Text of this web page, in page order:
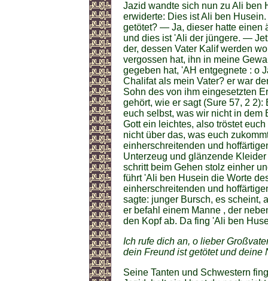
Jazid wandte sich nun zu Ali ben
erwiderte: Dies ist Ali ben
getötet? — Ja, dieser hatte einen
und dies ist 'Ali der jüngere. —
der, dessen Vater Kalif werden
vergossen hat, ihn in meine
gegeben hat, 'AH entgegnete : o
Chalifat als mein Vater? er war
Sohn des von ihm eingesetzten
gehört, wie er sagt (Sure 57, 2
euch selbst, was wir nicht in dem
Gott ein leichtes, also tröstet
nicht über das, was euch
einherschreitenden und
Unterzeug und glänzende
schritt beim Gehen stolz einher
führt 'Ali ben Husein die Worte
einherschreitenden und
sagte: junger Bursch, es scheint,
er befahl einem Manne , der
den Kopf ab. Da fing 'Ali ben
Ich rufe dich an, o lieber
dein Freund ist getötet und deine
Seine Tanten und Schwestern